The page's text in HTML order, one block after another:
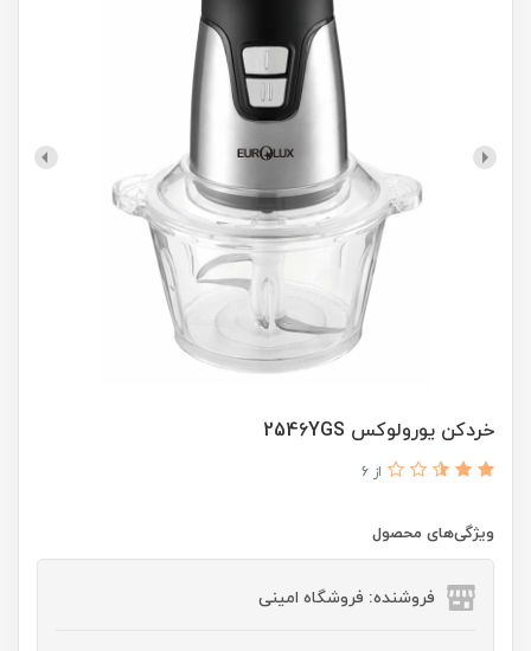
خردکن یورولوکس 2546YGS
از 6
ویژگی‌های محصول
فروشنده: فروشگاه امینی